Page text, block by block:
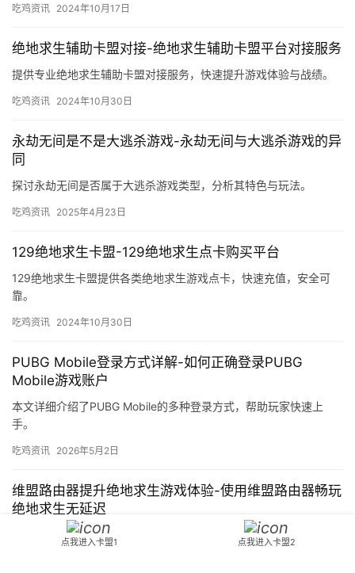
吃鸡资讯 2024年10月17日
绝地求生辅助卡盟对接-绝地求生辅助卡盟平台对接服务
提供专业绝地求生辅助卡盟对接服务，快速提升游戏体验与战绩。
吃鸡资讯 2024年10月30日
永劫无间是不是大逃杀游戏-永劫无间与大逃杀游戏的异
同
探讨永劫无间是否属于大逃杀游戏类型，分析其特色与玩法。
吃鸡资讯 2025年4月23日
129绝地求生卡盟-129绝地求生点卡购买平台
129绝地求生卡盟提供各类绝地求生游戏点卡，快速充值，安全可
靠。
吃鸡资讯 2024年10月30日
PUBG Mobile登录方式详解-如何正确登录PUBG
Mobile游戏账户
本文详细介绍了PUBG Mobile的多种登录方式，帮助玩家快速上
手。
吃鸡资讯 2026年5月2日
维盟路由器提升绝地求生游戏体验-使用维盟路由器畅玩
绝地求生无延迟
通过使用维盟路由器优化网络环境，显著提升绝地求生游戏流畅度
点我进入卡盟1 点我进入卡盟2